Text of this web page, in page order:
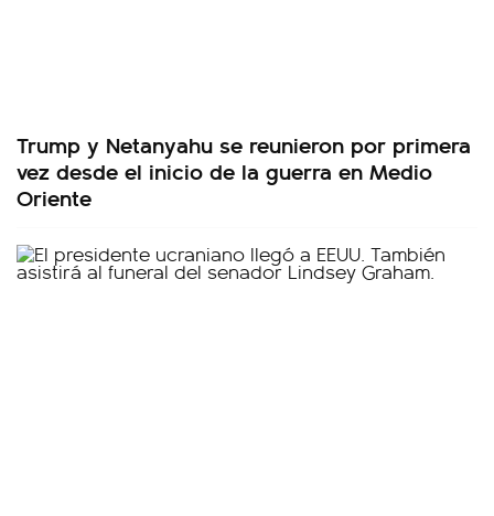
Trump y Netanyahu se reunieron por primera
vez desde el inicio de la guerra en Medio
Oriente